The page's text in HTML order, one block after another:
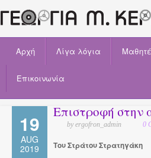
Αρχή Λίγα λόγια
Επικοινωνία
19
AUG
2019
Επιστροφή στην
by ergofron_admin 0
Του Στράτου Στρατηγάκη